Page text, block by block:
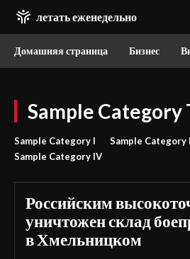
летать еженедельно
Домашняя страница Бизнес
Sample Category
Sample Category I Sample Category
Sample Category IV
Российским
уничтожен склад
в Хмельницком